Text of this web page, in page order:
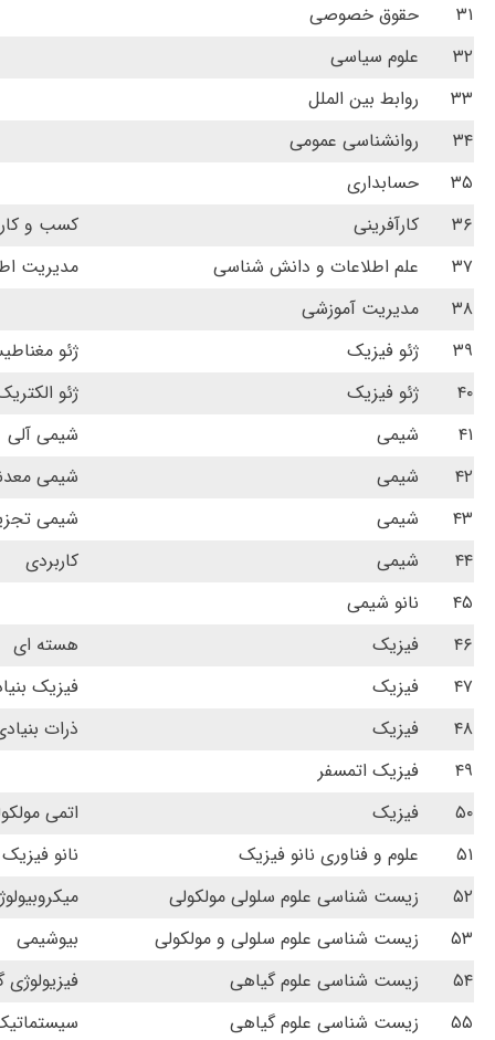
۳۱
حقوق خصوصی
۳۲
علوم سیاسی
۳۳
روابط بین الملل
۳۴
روانشناسی عمومی
۳۵
حسابداری
۳۶
کارآفرینی
کسب و
۳۷
علم اطلاعات و دانش شناسی
مدیریت
۳۸
مدیریت آموزشی
۳۹
ژئو فیزیک
ژئو
۴۰
ژئو فیزیک
ژئو
۴۱
شیمی
شیمی آلی
۴۲
شیمی
شیمی
۴۳
شیمی
شیمی
۴۴
شیمی
کاربردی
۴۵
نانو شیمی
۴۶
فیزیک
هسته ای
۴۷
فیزیک
فیزیک
۴۸
فیزیک
ذرات
۴۹
فیزیک اتمسفر
۵۰
فیزیک
اتمی
۵۱
علوم و فناوری نانو فیزیک
نانو فیزیک
۵۲
زیست شناسی علوم سلولی مولکولی
۵۳
زیست شناسی علوم سلولی و مولکولی
بیوشیمی
۵۴
زیست شناسی علوم گیاهی
۵۵
زیست شناسی علوم گیاهی